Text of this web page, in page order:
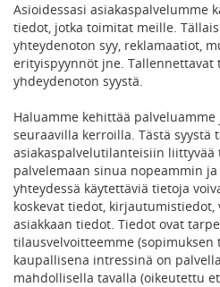
Asioidessasi asiakaspalvelumme
tiedot, jotka toimitat meille.
yhteydenoton syy, reklamaatiot,
erityispyynnöt jne.
yhdeydenoton syystä.
Haluamme kehittää
seuraavilla kerroilla. Tästä syystä
asiakaspalvelutilanteisiin
palvelemaan sinua nopeammin
yhteydessä käytettäviä tietoja
koskevat tiedot,
asiakkaan tiedot. Tiedot ovat
tilausvelvoitteemme (sopimuksen
kaupallisena intressinä on
mahdollisella tavalla (oikeutettu